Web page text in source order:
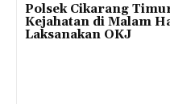
Polsek Cikarang
Kejahatan di Malam
Laksanakan OKJ